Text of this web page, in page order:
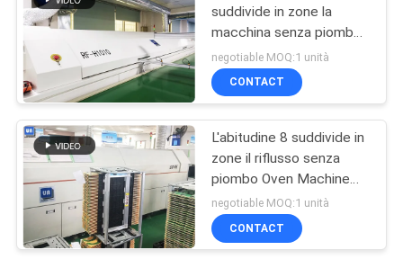
saldatrice selettivo
suddivide in zone la
macchina senza piombo
della catena di
montaggio di SMT del
forno di riflusso
negotiable MOQ:1 unità
CONTACT
L'abitudine 8 suddivide in
zone il riflusso senza
piombo Oven Machine
Startup Power 33KW di
SMT
negotiable MOQ:1 unità
CONTACT